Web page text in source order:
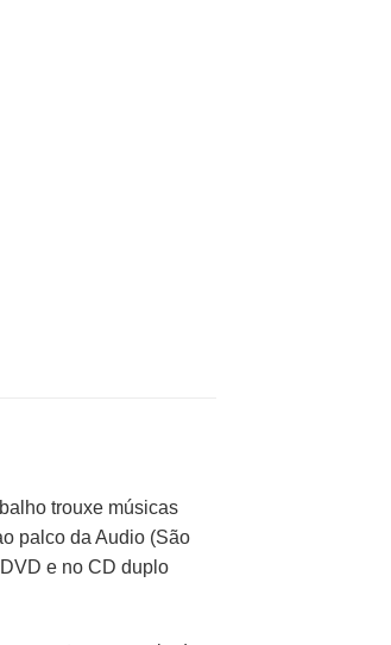
trouxe músicas
palco da Audio (São
e no CD duplo